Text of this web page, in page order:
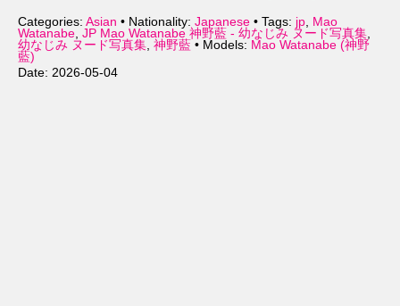
Categories: Asian • Nationality: Japanese • Tags: jp, Mao
Watanabe, JP Mao Watanabe 神野藍 - 幼なじみ ヌード写真集,
幼なじみ ヌード写真集, 神野藍 • Models: Mao Watanabe (神野
藍)
Date: 2026-05-04